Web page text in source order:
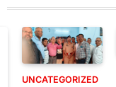
UNCATEGORIZED